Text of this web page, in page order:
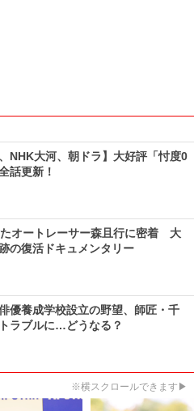
、NHK大河、朝ドラ】大好評「忖度0
話更新！
オートレーサー森且行に密着 大
の復活ドキュメンタリー
優養成学校設立の野望、師匠・千
ラブルに…どうなる？
※横スクロールできます▶